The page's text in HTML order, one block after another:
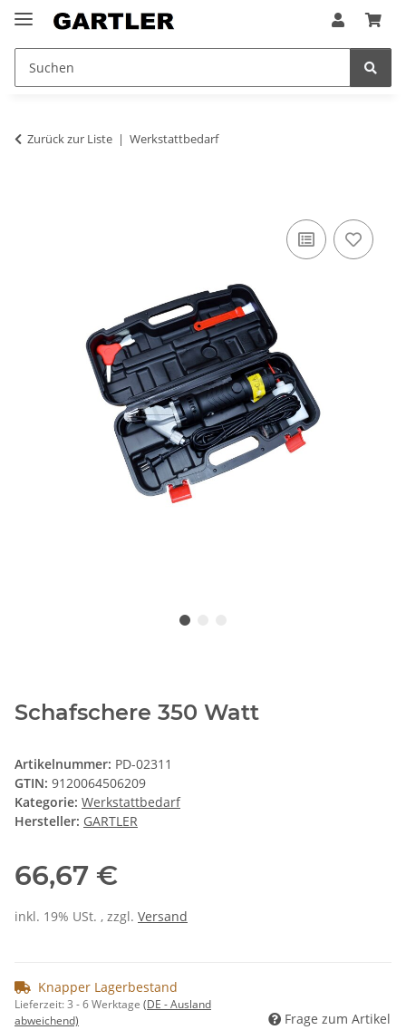
Zurück zur Liste Werkstattbedarf
Schafschere 350 Watt
Artikelnummer: PD-02311
GTIN: 9120064506209
Kategorie: Werkstattbedarf
Hersteller: GARTLER
66,67 €
inkl. 19% USt. , zzgl. Versand
Knapper Lagerbestand
Lieferzeit:3 - 6 Werktage (DE - Ausland
abweichend)
Frage zum Artikel